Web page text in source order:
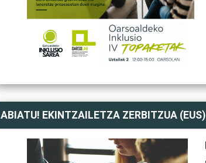
ABIATU! EKINTZAILETZA ZERBITZUA (EUS)